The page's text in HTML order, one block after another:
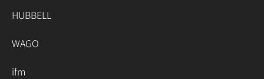
HUBBELL
WAGO
ifm